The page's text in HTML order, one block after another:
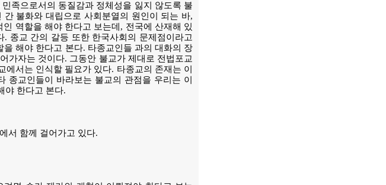
족으로서의 동질감과 정체성을 잃지 않도록 불
불화와 대립으로 사회분열의 원인이 되는 바,
역할을 해야 한다고 보는데, 전국에 산재해 있
종교 간의 갈등 또한 한국사회의 문제점이라고
해야 한다고 본다. 타종교인들 과의 대화의 장
가자는 것이다. 그동안 불교가 제대로 전법포교
서는 인식할 필요가 있다. 타종교의 존재는 이
종교인들이 바라보는 불교의 관점을 우리는 이
야 한다고 본다.
서 함께 걸어가고 있다.